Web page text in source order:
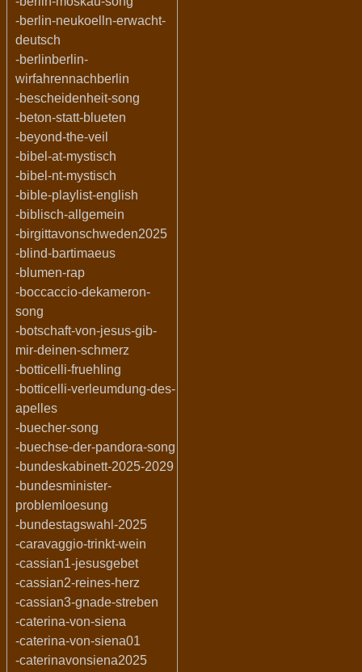
-berlin-neukoelln-erwacht-
deutsch
-berlinberlin-
wirfahrennachberlin
-bescheidenheit-song
-beton-statt-blueten
-beyond-the-veil
-bibel-at-mystisch
-bibel-nt-mystisch
-bible-playlist-english
-biblisch-allgemein
-birgittavonschweden2025
-blind-bartimaeus
-blumen-rap
-boccaccio-dekameron-
song
-botschaft-von-jesus-gib-
mir-deinen-schmerz
-botticelli-fruehling
-botticelli-verleumdung-des-
apelles
-buecher-song
-buechse-der-pandora-song
-bundeskabinett-2025-2029
-bundesminister-
problemloesung
-bundestagswahl-2025
-caravaggio-trinkt-wein
-cassian1-jesusgebet
-cassian2-reines-herz
-cassian3-gnade-streben
-caterina-von-siena
-caterina-von-siena01
-caterinavonsiena2025